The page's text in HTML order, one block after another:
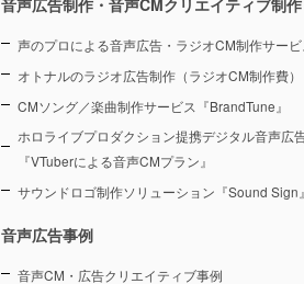
音声広告制作・音声CMクリエイティブ制作
声のプロによる音声広告・ラジオCM制作サービ
オトナルのラジオ広告制作（ラジオCM制作費）
CMソング／楽曲制作サービス『BrandTune』
ホロライブプロダクション提携デジタル音声広
『VTuberによる音声CMプラン』
サウンドロゴ制作ソリューション『Sound Sign』
音声広告事例
音声CM・広告クリエイティブ事例